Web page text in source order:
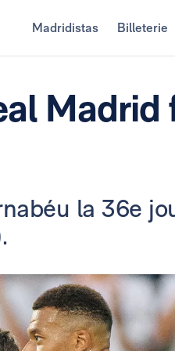
Madridistas Billeterie
Madrid
la 36e